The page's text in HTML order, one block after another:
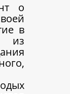
о
в
из